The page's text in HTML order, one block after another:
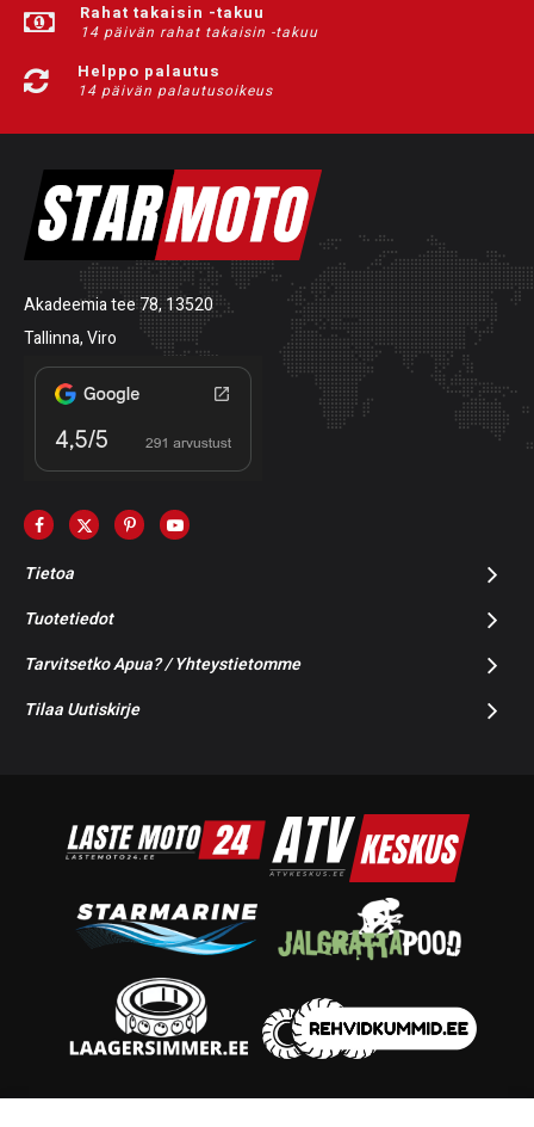
Rahat takaisin -takuu
14 päivän rahat takaisin -takuu
Helppo palautus
14 päivän palautusoikeus
Akadeemia tee 78, 13520
Tallinna, Viro
Tietoa
Tuotetiedot
Tarvitsetko Apua? / Yhteystietomme
Tilaa Uutiskirje